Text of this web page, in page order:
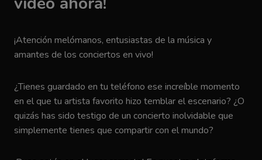
¡Atención melómanos, entusiastas de la música y
amantes de los conciertos en vivo!
¿Tienes guardado en tu teléfono ese increíble momento
en el que tu artista favorito hizo temblar el escenario? ¿O
quizás has sido testigo de un concierto inolvidable que
simplemente tienes que compartir con el mundo?